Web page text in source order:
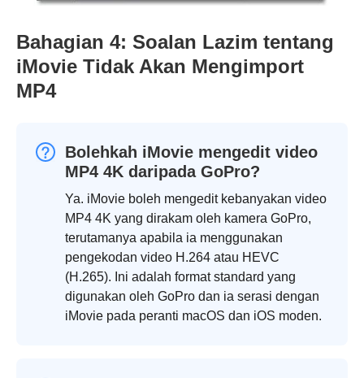
Bahagian 4: Soalan Lazim tentang
iMovie Tidak Akan Mengimport
MP4
Bolehkah iMovie mengedit video
MP4 4K daripada GoPro?
Ya. iMovie boleh mengedit kebanyakan video
MP4 4K yang dirakam oleh kamera GoPro,
terutamanya apabila ia menggunakan
pengekodan video H.264 atau HEVC
(H.265). Ini adalah format standard yang
digunakan oleh GoPro dan ia serasi dengan
iMovie pada peranti macOS dan iOS moden.